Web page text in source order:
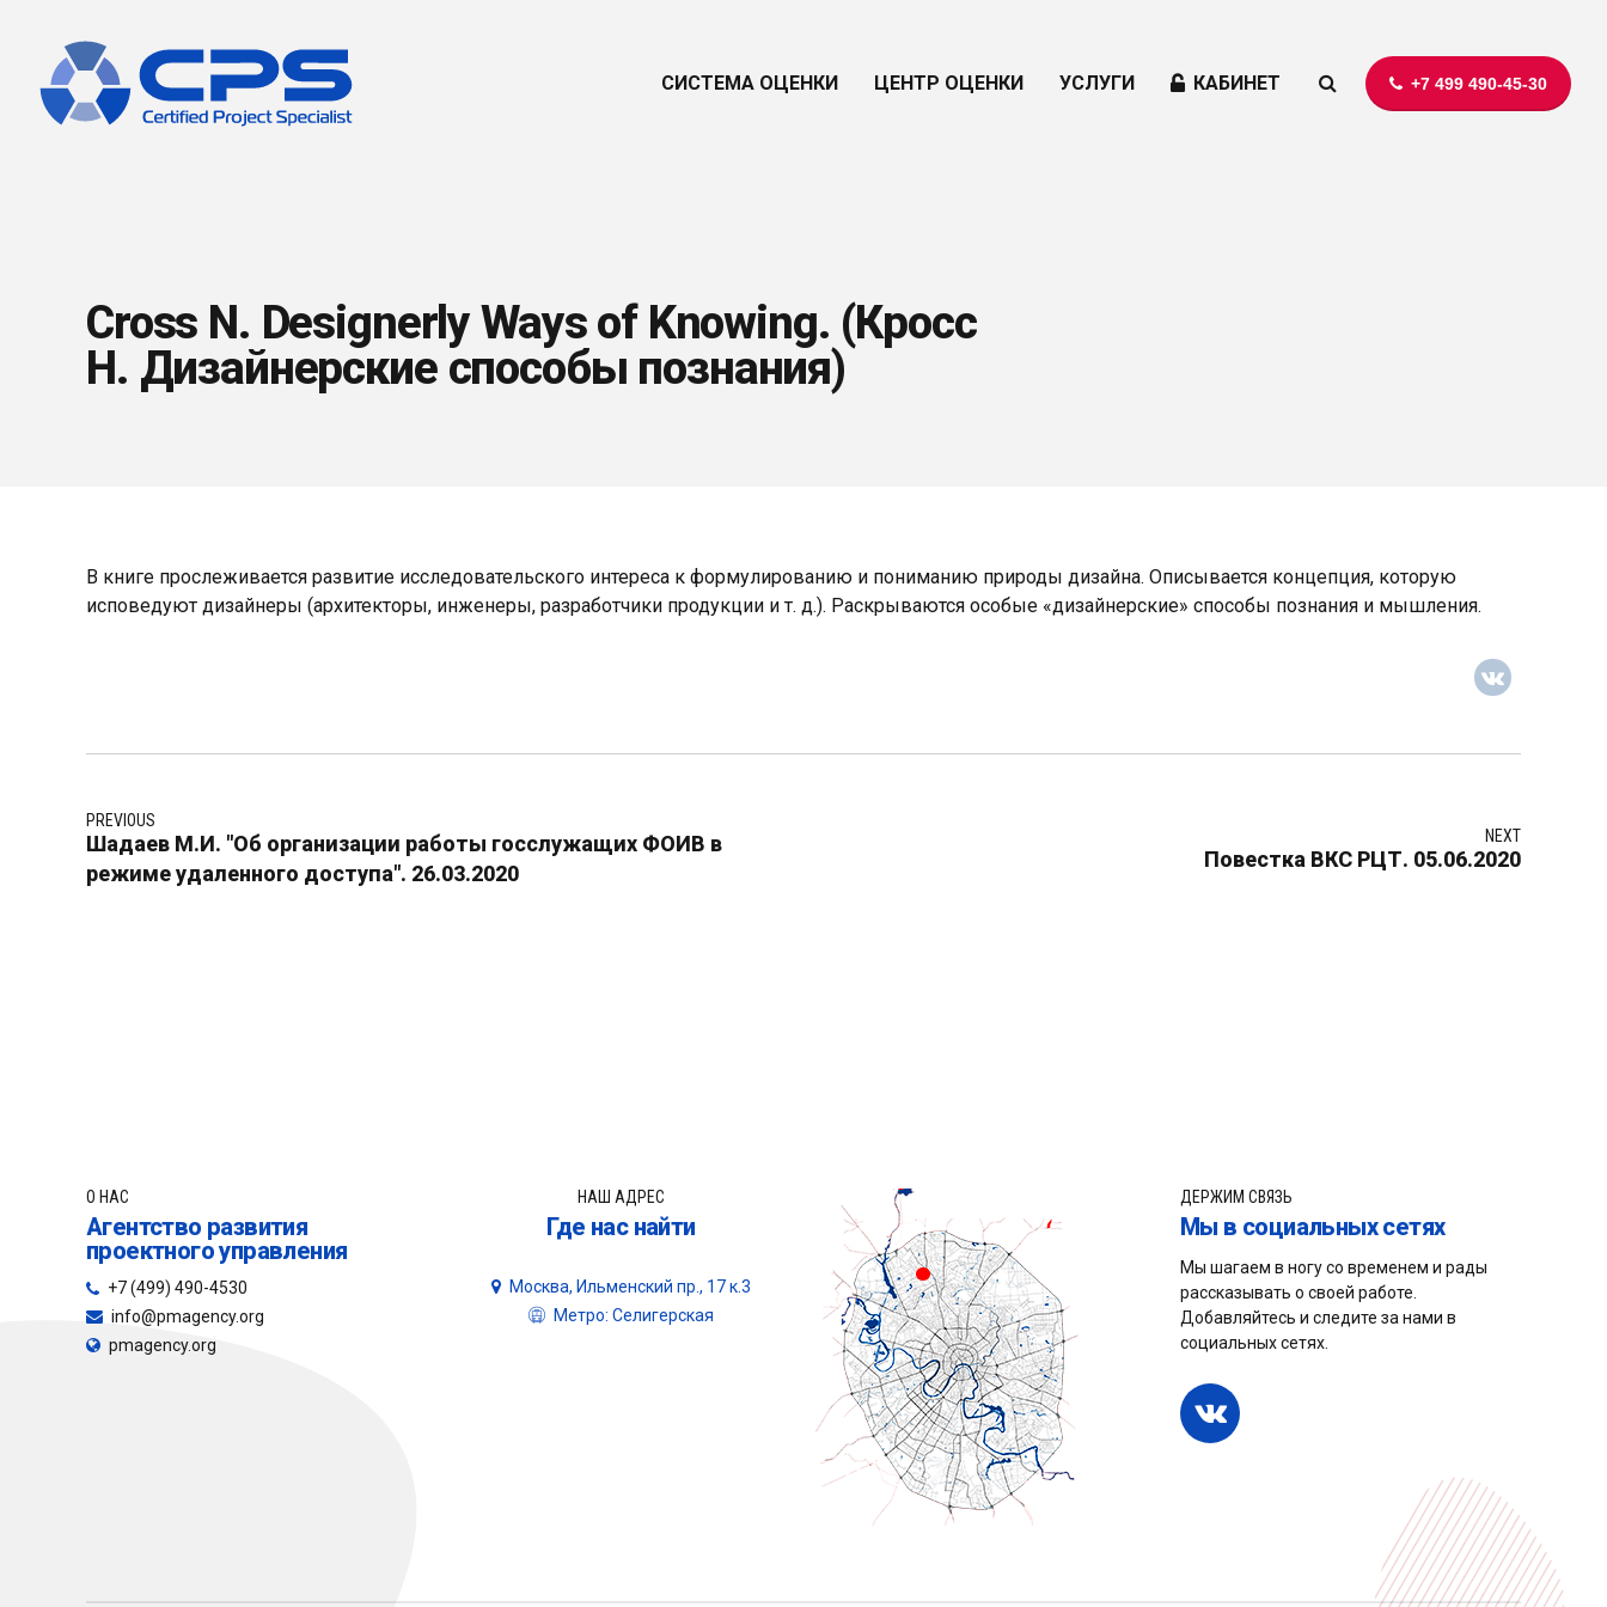
КАБИНЕТ +7 499 490-45-30
СИСТЕМА ОЦЕНКИ ЦЕНТР ОЦЕНКИ УСЛУГИ
Cross N. Designerly Ways of Knowing. (Кросс
Н. Дизайнерские способы познания)
В книге прослеживается развитие исследовательского интереса к формулированию и пониманию природы дизайна. Описывается концепция, которую
исповедуют дизайнеры (архитекторы, инженеры, разработчики продукции и т. д.). Раскрываются особые «дизайнерские» способы познания и мышления.
PREVIOUS
Шадаев М.И. "Об организации работы госслужащих ФОИВ в
режиме удаленного доступа". 26.03.2020
NEXT
Повестка ВКС РЦТ. 05.06.2020
О НАС
Агентство развития
проектного управления
+7 (499) 490-4530
info@pmagency.org
pmagency.org
НАШ АДРЕС
Где нас найти
Москва, Ильменский пр., 17 к.3
Метро: Селигерская
ДЕРЖИМ СВЯЗЬ
Мы в социальных сетях
Мы шагаем в ногу со временем и рады
рассказывать о своей работе.
Добавляйтесь и следите за нами в
социальных сетях.